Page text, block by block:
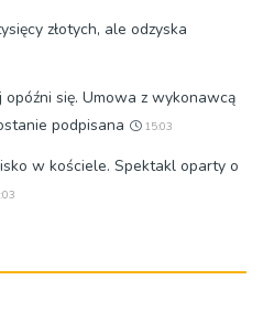
złotych, ale odzyska
się. Umowa z wykonawcą
podpisana
15:03
w kościele. Spektakl oparty o